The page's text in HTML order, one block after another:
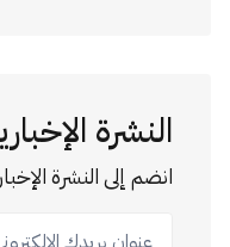
النشرة
انضم إلى النشرة
عنوان بريدك الإلكتروني